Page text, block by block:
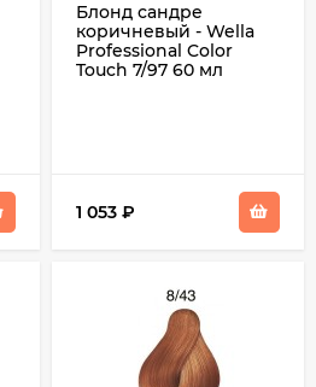
Блонд сандре
коричневый - Wella
Professional Color
Touch 7/97 60 мл
1 053 ₽